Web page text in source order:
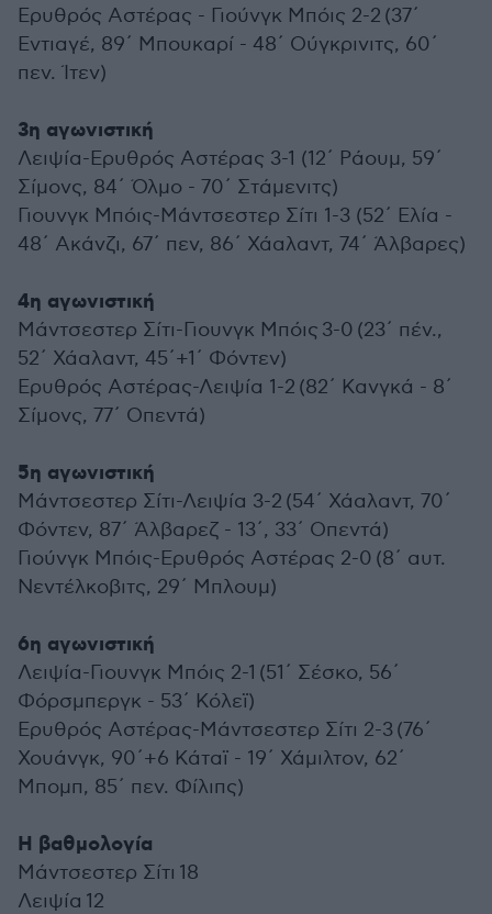
Ερυθρός Αστέρας - Γιούνγκ Μπόις 2-2 (37΄
Εντιαγέ, 89΄ Μπουκαρί - 48΄ Ούγκρινιτς, 60΄
πεν. Ίτεν)
3η αγωνιστική
Λειψία-Ερυθρός Αστέρας 3-1 (12΄ Ράουμ, 59΄
Σίμονς, 84΄ Όλμο - 70΄ Στάμενιτς)
Γιουνγκ Μπόις-Μάντσεστερ Σίτι 1-3 (52΄ Ελία -
48΄ Ακάνζι, 67΄ πεν, 86΄ Χάαλαντ, 74΄ Άλβαρες)
4η αγωνιστική
Μάντσεστερ Σίτι-Γιουνγκ Μπόις 3-0 (23΄ πέν.,
52΄ Χάαλαντ, 45΄+1΄ Φόντεν)
Ερυθρός Αστέρας-Λειψία 1-2 (82΄ Κανγκά - 8΄
Σίμονς, 77΄ Οπεντά)
5η αγωνιστική
Μάντσεστερ Σίτι-Λειψία 3-2 (54΄ Χάαλαντ, 70΄
Φόντεν, 87΄ Άλβαρεζ - 13΄, 33΄ Οπεντά)
Γιούνγκ Μπόις-Ερυθρός Αστέρας 2-0 (8΄ αυτ.
Νεντέλκοβιτς, 29΄ Μπλουμ)
6η αγωνιστική
Λειψία-Γιουνγκ Μπόις 2-1 (51΄ Σέσκο, 56΄
Φόρσμπεργκ - 53΄ Κόλεϊ)
Ερυθρός Αστέρας-Μάντσεστερ Σίτι 2-3 (76΄
Χουάνγκ, 90΄+6 Κάταϊ - 19΄ Χάμιλτον, 62΄
Μπομπ, 85΄ πεν. Φίλιπς)
Η βαθμολογία
Μάντσεστερ Σίτι 18
Λειψία 12